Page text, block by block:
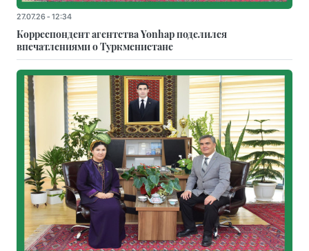
27.07.26 - 12:34
Корреспондент агентства Yonhap поделился
впечатлениями о Туркменистане